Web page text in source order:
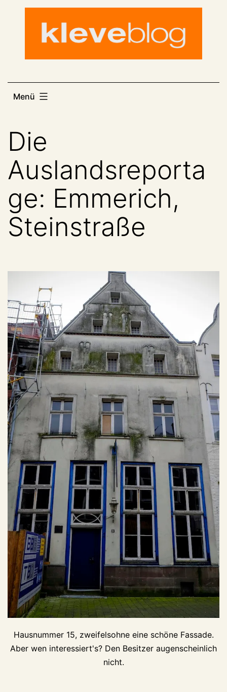
Menü
Die
Auslandsreporta
ge: Emmerich,
Steinstraße
Hausnummer 15, zweifelsohne eine schöne Fassade.
Aber wen interessiert's? Den Besitzer augenscheinlich
nicht.